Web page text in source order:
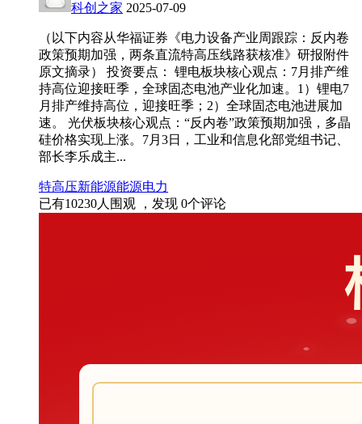
科创之家 2025-07-09
（以下内容从华福证券《电力设备产业周跟踪：反内卷
政策预期加强，两条直流特高压线路获核准》研报附件
原文摘录） 投资要点： 锂电板块核心观点：7月排产维
持高位迎接旺季，全球固态电池产业化加速。1）锂电7
月排产维持高位，迎接旺季；2）全球固态电池进展加
速。 光伏板块核心观点：“反内卷”政策预期加强，多晶
硅价格实现上涨。7月3日，工业和信息化部党组书记、
部长李乐成主...
特高压新能源能源电力
已有10230人围观 ，发现 0个评论